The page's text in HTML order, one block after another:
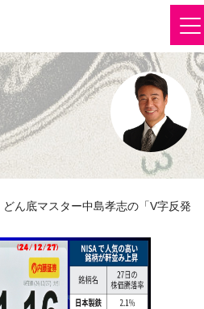
ん底マスター中島孝志の「V字反発